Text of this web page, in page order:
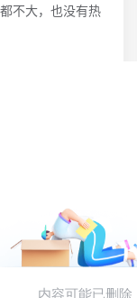
不大，也没有热